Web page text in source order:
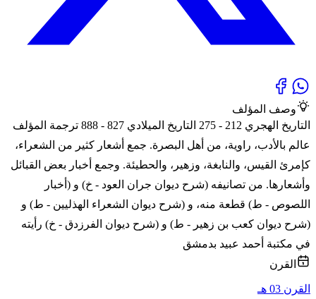
وصف المؤلف
التاريخ الهجري 212 - 275 التاريخ الميلادي 827 - 888 ترجمة المؤلف
عالم بالأدب، راوية، من أهل البصرة. جمع أشعار كثير من الشعراء،
كإمرئ القيس، والنابغة، وزهير، والحطيئة. وجمع أخبار بعض القبائل
وأشعارها. من تصانيفه (شرح ديوان جران العود - خ) و (أخبار
اللصوص - ط) قطعة منه، و (شرح ديوان الشعراء الهذليين - ط) و
(شرح ديوان كعب بن زهير - ط) و (شرح ديوان الفرزدق - خ) رأيته
في مكتبة أحمد عبيد بدمشق
القرن
القرن 03 هـ